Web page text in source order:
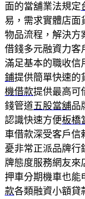
面的當舖業法規定
易，需求實體店面
物品流程，解決方
借錢多元融資力客
滿足基本的職收信
鋪提供簡單快速的
機借款提供最高可
錢管道五股當舖品
認識快速方便板橋
車借款深受客戶信
憂非常正派品牌行
牌態度服務網友來
押車分期機車也能
款各類融資小額貸